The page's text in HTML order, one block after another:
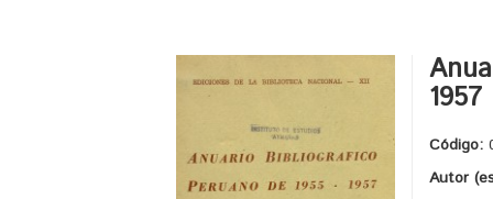
1957
Código:
Autor